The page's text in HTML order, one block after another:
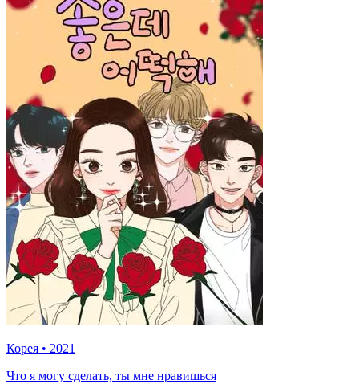
Корея • 2021
Что я могу сделать, ты мне нравишься